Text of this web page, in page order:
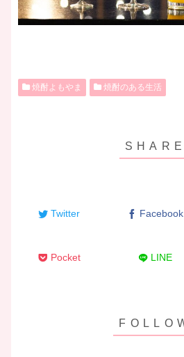
焼酎よもやま 焼酎のある生活
Twitter Facebook
Pocket LINE